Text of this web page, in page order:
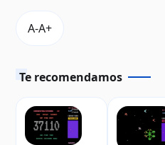
Te recomendamos